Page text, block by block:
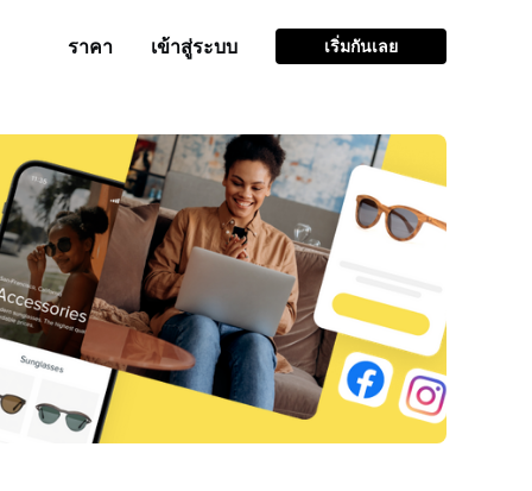
ราคา เข้าสู่ระบบ เริ่มกันเลย